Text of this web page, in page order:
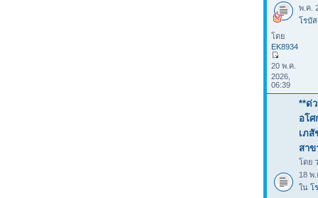
พ.ค.
โรบั
โดย
EK8934
20 พ.ค.
2026,
06:39
**ด่
อโ
เภสั
สาข
โดย
18 พ
ใน โ